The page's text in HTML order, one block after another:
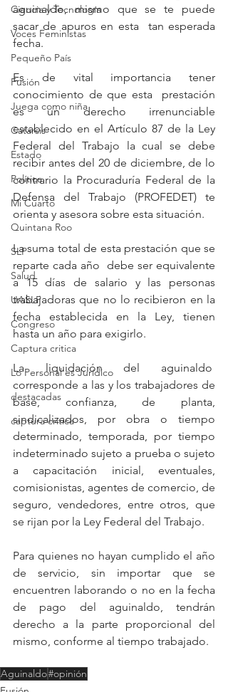
Ciencia y Tecnología
Voces Feministas
Pequeño País
Fusión
Juega como niña
Catarsis
Estado
Política
Mi Cuarto
Quintana Roo
SLP
Salud
UASLP
Congreso
Captura critica
Lo Personal es Jurídico
destacadas
captura critica
aguinaldo, mismo que se te puede
sacar de apuros en esta  tan esperada
fecha.
Es de vital importancia tener
conocimiento de que esta  prestación
es un derecho irrenunciable
establecido en el Artículo 87 de la Ley
Federal del Trabajo la cual se debe
recibir antes del 20 de diciembre, de lo
contrario la Procuraduría Federal de la
Defensa del Trabajo (PROFEDET) te
orienta y asesora sobre esta situación.
La suma total de esta prestación que se
reparte cada año  debe ser equivalente
a 15 días de salario y las personas
trabajadoras que no lo recibieron en la
fecha establecida en la Ley, tienen
hasta un año para exigirlo.
La liquidación del aguinaldo
corresponde a las y los trabajadores de
base, confianza, de planta,
sindicalizados, por obra o tiempo
determinado, temporada, por tiempo
indeterminado sujeto a prueba o sujeto
a capacitación inicial, eventuales,
comisionistas, agentes de comercio, de
seguro, vendedores, entre otros, que
se rijan por la Ley Federal del Trabajo.
Para quienes no hayan cumplido el año
de servicio, sin importar que se
encuentren laborando o no en la fecha
de pago del aguinaldo, tendrán
derecho a la parte proporcional del
mismo, conforme al tiempo trabajado.
Aguinaldo#opinión